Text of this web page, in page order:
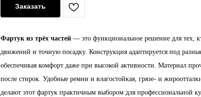
Заказать
Фартук из трёх частей — это функциональное решение для тех,
движений и точную посадку. Конструкция адаптируется под
обеспечивая комфорт даже при высокой активности. Материал
после стирок. Удобные ремни и влагостойкая, грязе- и
делают этот фартук практичным выбором для профессиональной